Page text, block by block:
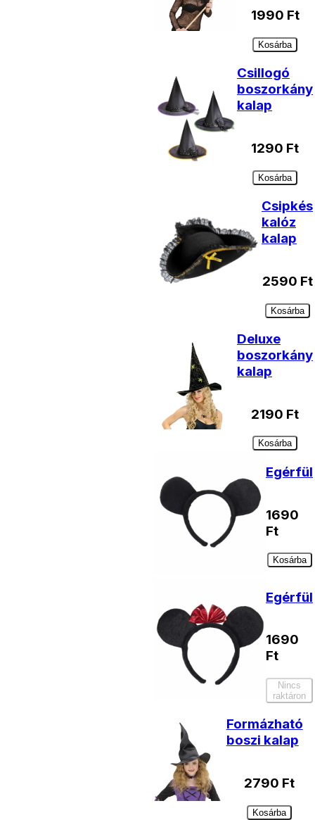
1990 Ft
Kosárba
Csillogó
boszorkány
kalap
1290 Ft
Kosárba
Csipkés
kalóz
kalap
2590 Ft
Kosárba
Deluxe
boszorkány
kalap
2190 Ft
Kosárba
Egérfül
1690
Ft
Kosárba
Egérfül
1690
Ft
Nincs
raktáron
Formázható
boszi kalap
2790 Ft
Kosárba